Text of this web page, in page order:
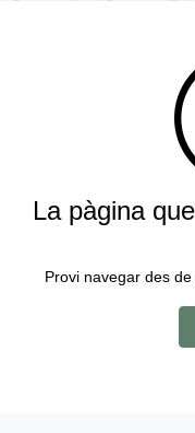
La pàgina
Provi navegar des